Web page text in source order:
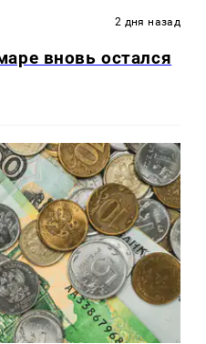
2 дня назад
вновь остался